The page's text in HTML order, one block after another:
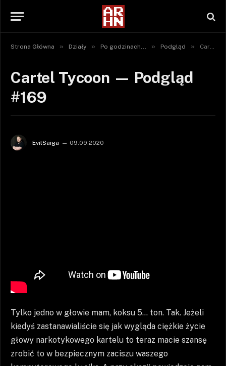
Strona Główna » Działy » Po godzinach... » Podgląd » Cartel Tycoon — Podgląd #169
Cartel Tycoon — Podgląd
#169
EvilSaiga 09.09.2020
Tylko jedno w głowie mam, koksu 5… ton. Tak. Jeżeli
kiedyś zastanawialiście się jak wygląda ciężkie życie
głowy narkotykowego kartelu to teraz macie szansę
zrobić to w bezpiecznym zaciszu waszego